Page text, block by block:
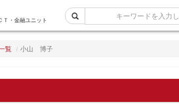
Ｔ・金融ユニット
覧 小山 博子